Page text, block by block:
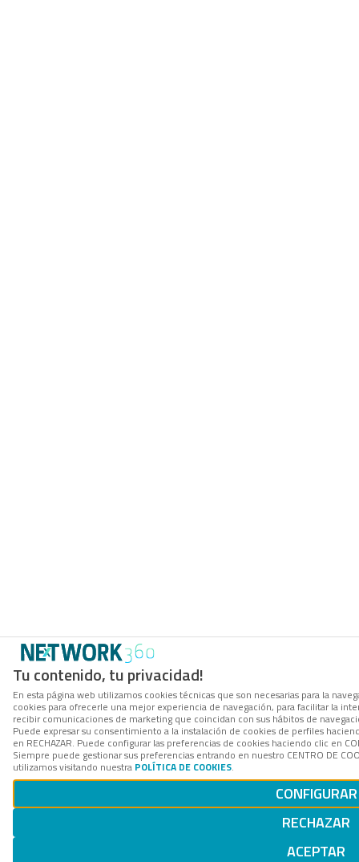
Tu contenido, tu privacidad!
En esta página web utilizamos cookies técnicas que son necesarias para la
cookies para ofrecerle una mejor experiencia de navegación, para facilitar la
recibir comunicaciones de marketing que coincidan con sus hábitos de
Puede expresar su consentimiento a la instalación de cookies de perfiles
en RECHAZAR. Puede configurar las preferencias de cookies haciendo clic en
Siempre puede gestionar sus preferencias entrando en nuestro CENTRO DE
utilizamos visitando nuestra POLÍTICA DE COOKIES.
CONFIGURAR
RECHAZAR
ACEPTAR